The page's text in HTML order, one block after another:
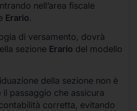
nell’area fiscale
Erario.
di versamento, dovrà
sezione Erario del modello
della sezione non è
passaggio che assicura
corretta, evitando